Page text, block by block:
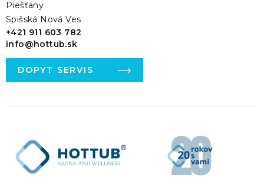
Piešťany
Spišská Nová Ves
+421 911 603 782
info@hottub.sk
DOPYT SERVIS